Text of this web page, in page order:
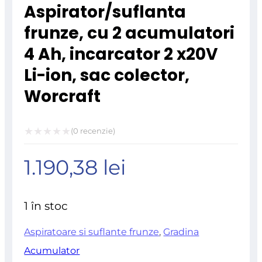
Aspirator/suflanta
frunze, cu 2 acumulatori
4 Ah, incarcator 2 x20V
Li-ion, sac colector,
Worcraft
la
(0 recenzie)
1.190,38 lei
1 în stoc
Aspiratoare si suflante frunze,Gradina
Acumulator